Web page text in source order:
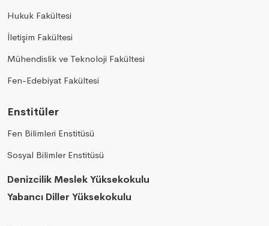
Hukuk Fakültesi
İletişim Fakültesi
Mühendislik ve Teknoloji Fakültesi
Fen-Edebiyat Fakültesi
Enstitüler
Fen Bilimleri Enstitüsü
Sosyal Bilimler Enstitüsü
Denizcilik Meslek Yüksekokulu
Yabancı Diller Yüksekokulu